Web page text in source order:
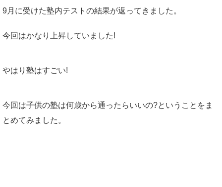
9月に受けた塾内テストの結果が返ってきました。
今回はかなり上昇していました!
やはり塾はすごい!
今回は子供の塾は何歳から通ったらいいの?ということをま
とめてみました。